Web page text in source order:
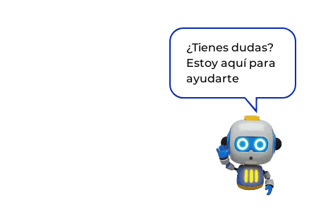
¿Tienes dudas?
Estoy aquí para
ayudarte